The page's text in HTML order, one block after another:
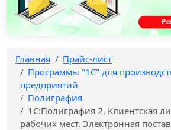
Главная
Прайс-лист
Программы "1C" для
предприятий
Полиграфия
1С:Полиграфия 2. Клиентская
рабочих мест. Электронная